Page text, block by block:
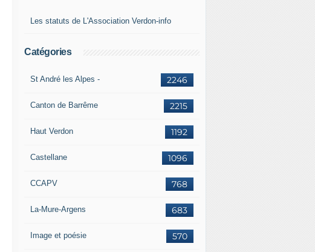
Les statuts de L'Association Verdon-info
Catégories
2246
St André les Alpes -
2215
Canton de Barrême
1192
Haut Verdon
1096
Castellane
768
CCAPV
683
La-Mure-Argens
570
Image et poésie